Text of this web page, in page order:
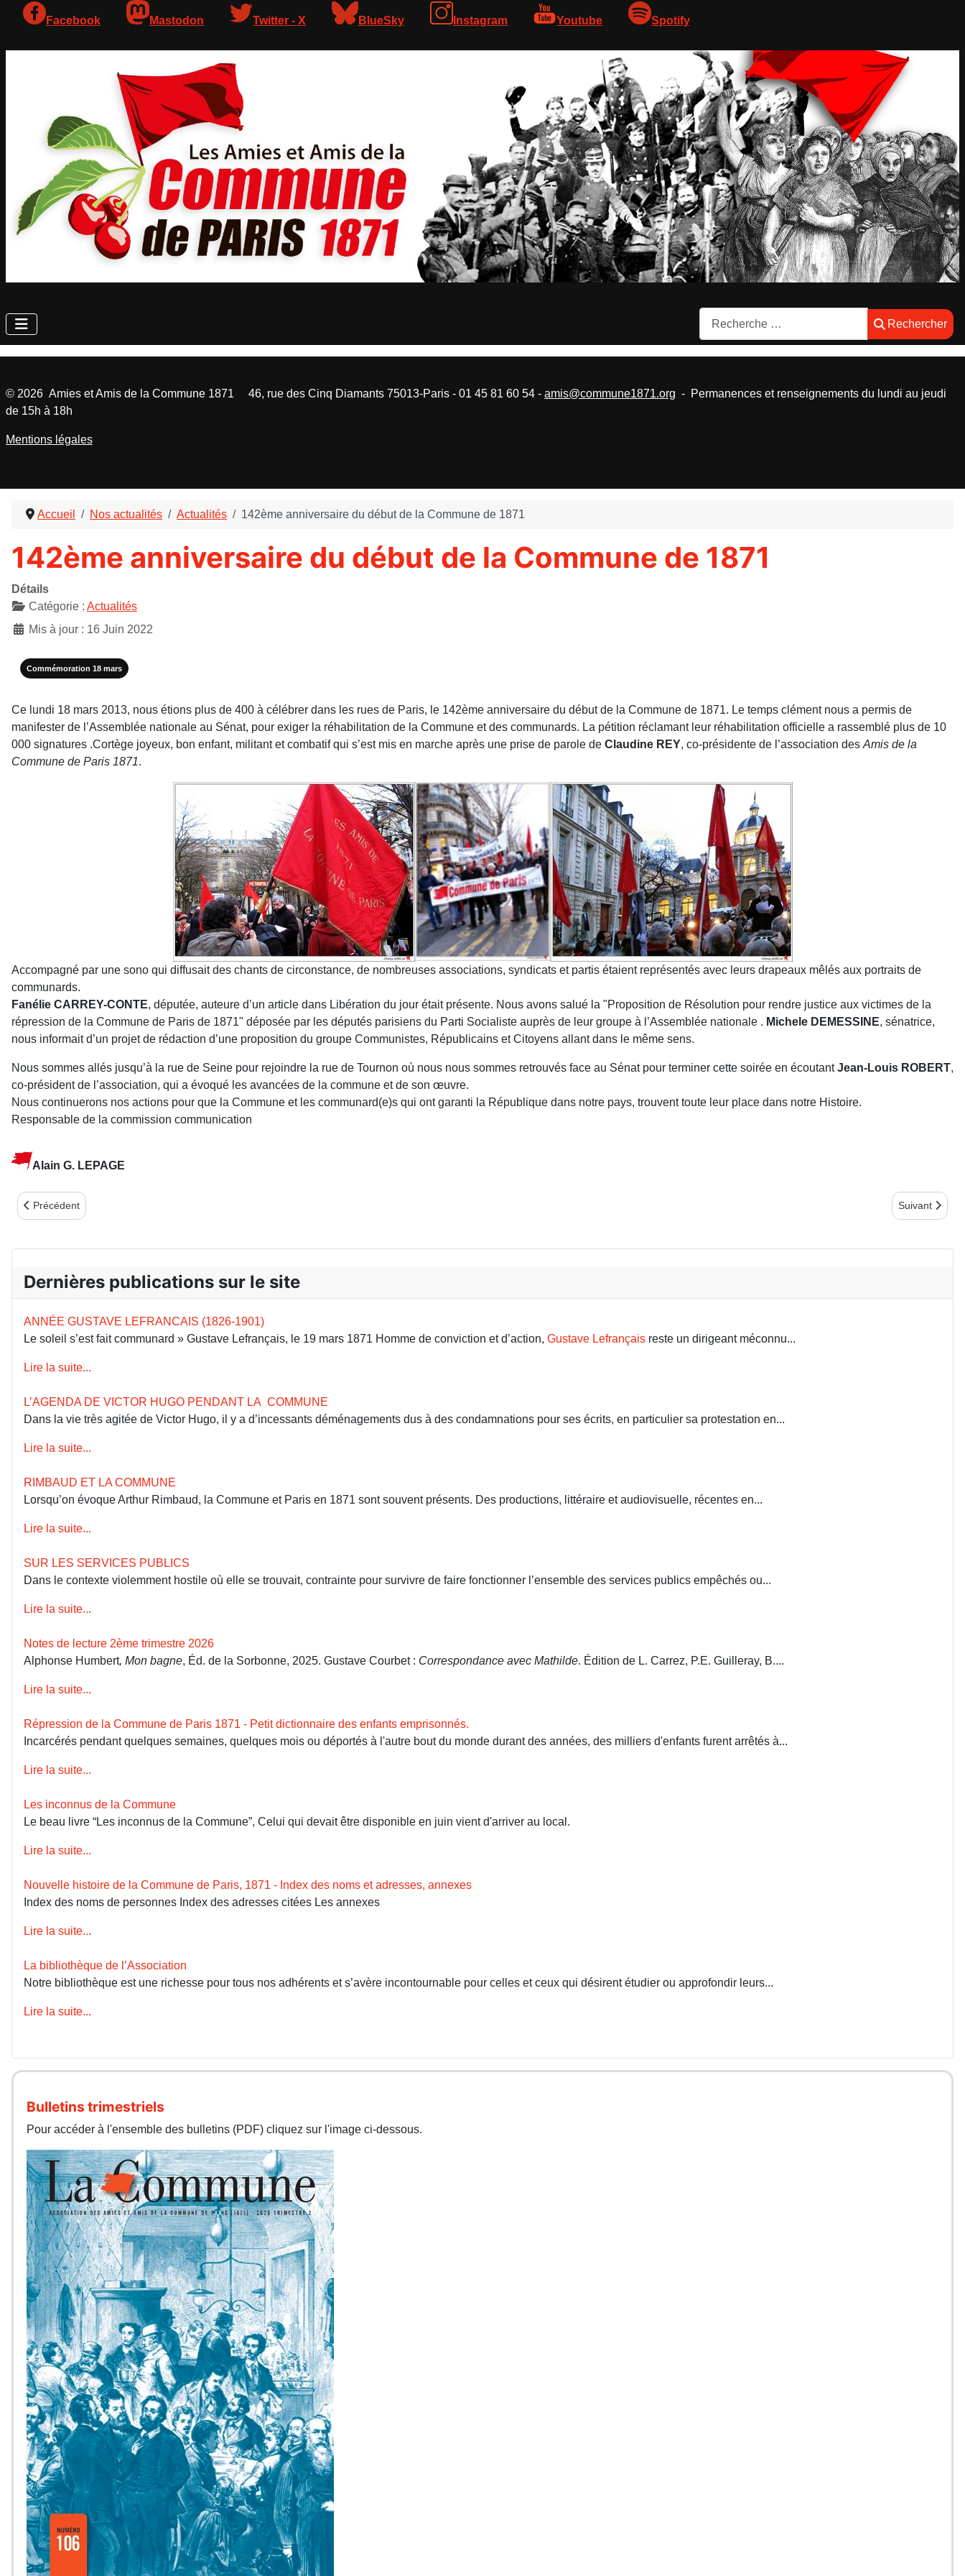
Facebook Mastodon Twitter - X BlueSky Instagram Youtube Spotify
Rechercher
Rechercher
Accueil Nos actualités Actualités 142ème anniversaire du début de la Commune de 1871
142ème anniversaire du début de la Commune de 1871
Détails
Catégorie : Actualités
Mis à jour : 16 Juin 2022
Commémoration 18 mars
Ce lundi 18 mars 2013, nous étions plus de 400 à célébrer dans les rues de Paris, le 142ème anniversaire du début de la Commune de 1871. Le temps clément nous a permis de
manifester de l’Assemblée nationale au Sénat, pour exiger la réhabilitation de la Commune et des communards. La pétition réclamant leur réhabilitation officielle a rassemblé plus de 10
000 signatures .Cortège joyeux, bon enfant, militant et combatif qui s’est mis en marche après une prise de parole de Claudine REY, co-présidente de l’association des Amis de la
Commune de Paris 1871.
Accompagné par une sono qui diffusait des chants de circonstance, de nombreuses associations, syndicats et partis étaient représentés avec leurs drapeaux mêlés aux portraits de
communards.
Fanélie CARREY-CONTE, députée, auteure d’un article dans Libération du jour était présente. Nous avons salué la "Proposition de Résolution pour rendre justice aux victimes de la
répression de la Commune de Paris de 1871" déposée par les députés parisiens du Parti Socialiste auprès de leur groupe à l’Assemblée nationale . Michele DEMESSINE, sénatrice,
nous informait d’un projet de rédaction d’une proposition du groupe Communistes, Républicains et Citoyens allant dans le même sens.
Nous sommes allés jusqu’à la rue de Seine pour rejoindre la rue de Tournon où nous nous sommes retrouvés face au Sénat pour terminer cette soirée en écoutantJean-Louis ROBERT,
co-président de l’association, qui a évoqué les avancées de la commune et de son œuvre.
Nous continuerons nos actions pour que la Commune et les communard(e)s qui ont garanti la République dans notre pays, trouvent toute leur place dans notre Histoire.
Responsable de la commission communication
Alain G. LEPAGE
Article précédent : 24 mars 2013, Montreuil : Traditionnel banquet des Amis de la Commune de Paris 1871
Précédent Article
Suivant
Dernières publications sur le site
ANNÉE GUSTAVE LEFRANCAIS (1826-1901)
Le soleil s’est fait communard » Gustave Lefrançais, le 19 mars 1871 Homme de conviction et d’action, Gustave Lefrançais reste un dirigeant méconnu...
Lire la suite...
L’AGENDA DE VICTOR HUGO PENDANT LA COMMUNE
Dans la vie très agitée de Victor Hugo, il y a d’incessants déménagements dus à des condamnations pour ses écrits, en particulier sa protestation en...
Lire la suite...
RIMBAUD ET LA COMMUNE
Lorsqu’on évoque Arthur Rimbaud, la Commune et Paris en 1871 sont souvent présents. Des productions, littéraire et audiovisuelle, récentes en...
Lire la suite...
SUR LES SERVICES PUBLICS
Dans le contexte violemment hostile où elle se trouvait, contrainte pour survivre de faire fonctionner l’ensemble des services publics empêchés ou...
Lire la suite...
Notes de lecture 2ème trimestre 2026
Alphonse Humbert, Mon bagne, Éd. de la Sorbonne, 2025. Gustave Courbet : Correspondance avec Mathilde. Édition de L. Carrez, P.E. Guilleray, B....
Lire la suite...
Répression de la Commune de Paris 1871 - Petit dictionnaire des enfants emprisonnés.
Incarcérés pendant quelques semaines, quelques mois ou déportés à l'autre bout du monde durant des années, des milliers d'enfants furent arrêtés à...
Lire la suite...
Les inconnus de la Commune
Le beau livre “Les inconnus de la Commune”, Celui qui devait être disponible en juin vient d'arriver au local.
Lire la suite...
Nouvelle histoire de la Commune de Paris, 1871 - Index des noms et adresses, annexes
Index des noms de personnes Index des adresses citées Les annexes
Lire la suite...
La bibliothèque de l’Association
Notre bibliothèque est une richesse pour tous nos adhérents et s’avère incontournable pour celles et ceux qui désirent étudier ou approfondir leurs...
Lire la suite...
Bulletins trimestriels
Pour accéder à l'ensemble des bulletins (PDF) cliquez sur l'image ci-dessous.
© 2026 Amies et Amis de la Commune 1871 46, rue des Cinq Diamants 75013-Paris - 01 45 81 60 54 - amis@commune1871.org - Permanences et renseignements du lundi au jeudi
de 15h à 18h
Mentions légales